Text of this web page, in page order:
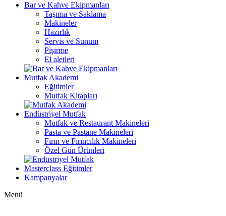
Bar ve Kahve Ekipmanları
Taşıma ve Saklama
Makineler
Hazırlık
Servis ve Sunum
Pişirme
El aletleri
Mutfak Akademi
Eğitimler
Mutfak Kitapları
Endüstriyel Mutfak
Mutfak ve Restaurant Makineleri
Pasta ve Pastane Makineleri
Fırın ve Fırıncılık Makineleri
Özel Gün Ürünleri
Masterclass Eğitimler
Kampanyalar
Menü